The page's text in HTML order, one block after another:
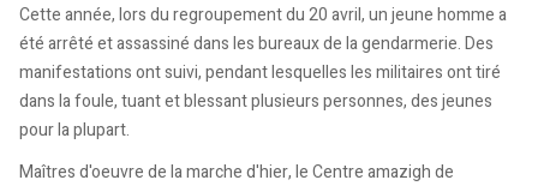
Cette année, lors du regroupement du 20 avril, un jeune homme a
été arrêté et assassiné dans les bureaux de la gendarmerie. Des
manifestations ont suivi, pendant lesquelles les militaires ont tiré
dans la foule, tuant et blessant plusieurs personnes, des jeunes
pour la plupart.
Maîtres d'oeuvre de la marche d'hier, le Centre amazigh de